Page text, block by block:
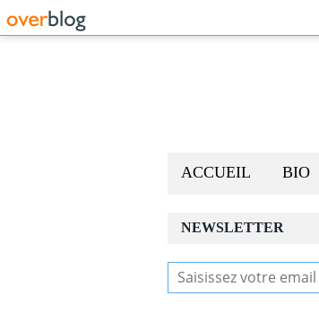
ACCUEIL BIO
NEWSLETTER